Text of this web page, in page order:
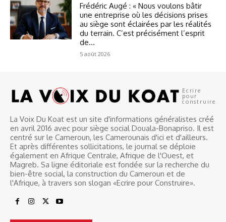
Frédéric Augé : « Nous voulons bâtir
une entreprise où les décisions prises
au siège sont éclairées par les réalités
du terrain. C’est précisément l’esprit
de...
5 août 2026
Ecrire
pour
construire
La Voix Du Koat est un site d'informations généralistes créé
en avril 2016 avec pour siège social Douala-Bonapriso. Il est
centré sur le Cameroun, les Camerounais d'ici et d'ailleurs.
Et après différentes sollicitations, le journal se déploie
également en Afrique Centrale, Afrique de l'Ouest, et
Magreb. Sa ligne éditoriale est fondée sur la recherche du
bien-être social, la construction du Cameroun et de
l'Afrique, à travers son slogan «Ecrire pour Construire».